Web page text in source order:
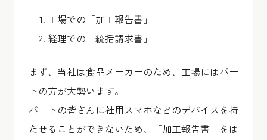
工場での「加工報告書」
経理での「統括請求書」
まず、当社は食品メーカーのため、工場にはパー
トの方が大勢います。
パートの皆さんに社用スマホなどのデバイスを持
たせることができないため、「加工報告書」をは